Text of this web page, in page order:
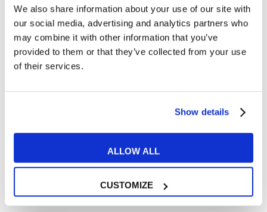
We also share information about your use of our site with
our social media, advertising and analytics partners who
may combine it with other information that you’ve
provided to them or that they’ve collected from your use
of their services.
Show details
ALLOW ALL
CUSTOMIZE
10 ostelli che non ti faranno rimpiangere gli
hotel